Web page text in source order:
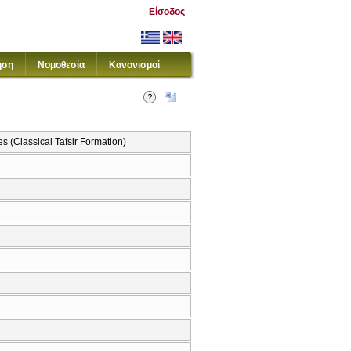
Είσοδος
Νομοθεσία Κανονισμοί
(Classical Tafsir Formation)